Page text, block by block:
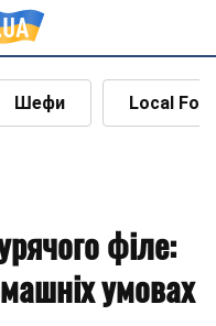
Шефи Local
філе:
умовах